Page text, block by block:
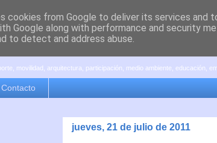
movilidad, arquitectura, participación, medio ambiente, educación,
Contacto
jueves, 21 de julio de 2011
cookies from Google to deliver its services and
Google along with performance and security
to detect and address abuse.